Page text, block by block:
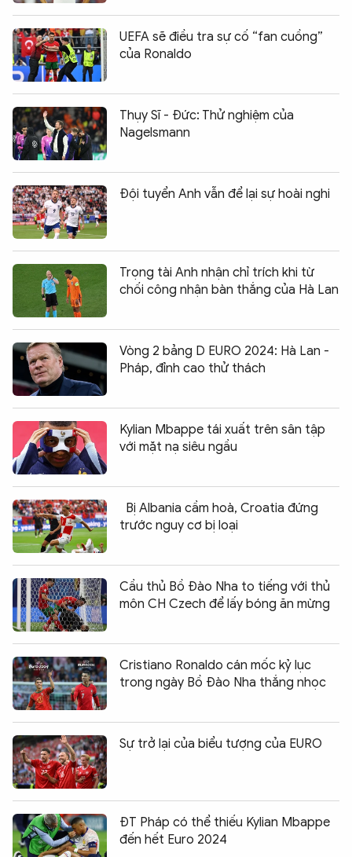
UEFA sẽ điều tra sự cố “fan cuồng”
của Ronaldo
Thụy Sĩ - Đức: Thử nghiệm của
Nagelsmann
Đội tuyển Anh vẫn để lại sự hoài nghi
Trọng tài Anh nhận chỉ trích khi từ
chối công nhận bàn thắng của Hà Lan
Vòng 2 bảng D EURO 2024: Hà Lan -
Pháp, đỉnh cao thử thách
Kylian Mbappe tái xuất trên sân tập
với mặt nạ siêu ngầu
Bị Albania cầm hoà, Croatia đứng
trước nguy cơ bị loại
Cầu thủ Bồ Đào Nha to tiếng với thủ
môn CH Czech để lấy bóng ăn mừng
Cristiano Ronaldo cán mốc kỷ lục
trong ngày Bồ Đào Nha thắng nhọc
Sự trở lại của biểu tượng của EURO
ĐT Pháp có thể thiếu Kylian Mbappe
đến hết Euro 2024